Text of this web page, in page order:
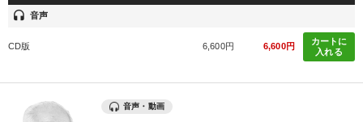
headset 音声
CD版 6,600円 6,600円
カートに
入れる
音声・動画